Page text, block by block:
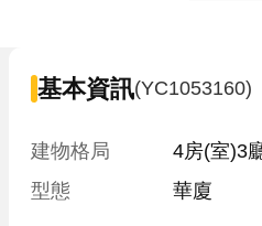
基本資訊(YC1053160)
建物格局
4房(室)3
型態
華廈